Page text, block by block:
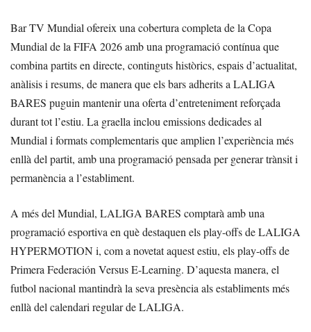
Bar TV Mundial ofereix una cobertura completa de la Copa
Mundial de la FIFA 2026 amb una programació contínua que
combina partits en directe, continguts històrics, espais d’actualitat,
anàlisis i resums, de manera que els bars adherits a LALIGA
BARES puguin mantenir una oferta d’entreteniment reforçada
durant tot l’estiu. La graella inclou emissions dedicades al
Mundial i formats complementaris que amplien l’experiència més
enllà del partit, amb una programació pensada per generar trànsit i
permanència a l’establiment.
A més del Mundial, LALIGA BARES comptarà amb una
programació esportiva en què destaquen els play-offs de LALIGA
HYPERMOTION i, com a novetat aquest estiu, els play-offs de
Primera Federación Versus E-Learning. D’aquesta manera, el
futbol nacional mantindrà la seva presència als establiments més
enllà del calendari regular de LALIGA.